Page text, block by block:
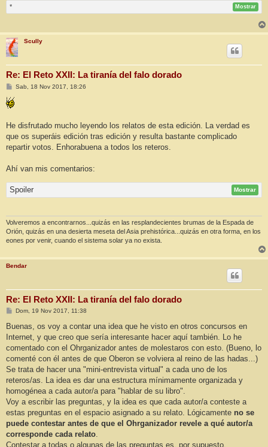
* Mostrar
Scully
Re: El Reto XXII: La tiranía del falo dorado
M
n
s
e
Sab, 18 Nov 2017, 18:26
He disfrutado mucho leyendo los relatos de esta edición. La verdad es
que os superáis edición tras edición y resulta bastante complicado
repartir votos. Enhorabuena a todos los reteros.
Ahí van mis comentarios:
Spoiler Mostrar
Volveremos a encontrarnos...quizás en las resplandecientes brumas de la Espada de
Orión, quizás en una desierta meseta del Asia prehistórica...quizás en otra forma, en los
eones por venir, cuando el sistema solar ya no exista.
Bendar
Re: El Reto XXII: La tiranía del falo dorado
M
n
a
j
Dom, 19 Nov 2017, 11:38
Buenas, os voy a contar una idea que he visto en otros concursos en
Internet, y que creo que sería interesante hacer aquí también. Lo he
comentado con el Ohrganizador antes de molestaros con esto. (Bueno, lo
comenté con él antes de que Oberon se volviera al reino de las hadas...)
Se trata de hacer una "mini-entrevista virtual" a cada uno de los
reteros/as. La idea es dar una estructura mínimamente organizada y
homogénea a cada autor/a para "hablar de su libro".
Voy a escribir las preguntas, y la idea es que cada autor/a conteste a
estas preguntas en el espacio asignado a su relato. Lógicamente no se
puede contestar antes de que el Ohrganizador revele a qué autor/a
corresponde cada relato.
Contestar a todas o algunas de las preguntas es, por supuesto,